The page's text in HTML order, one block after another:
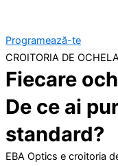
Programează-te
CROITORIA DE
Fiecare
De ce ai
standard?
EBA Optics e croitoria